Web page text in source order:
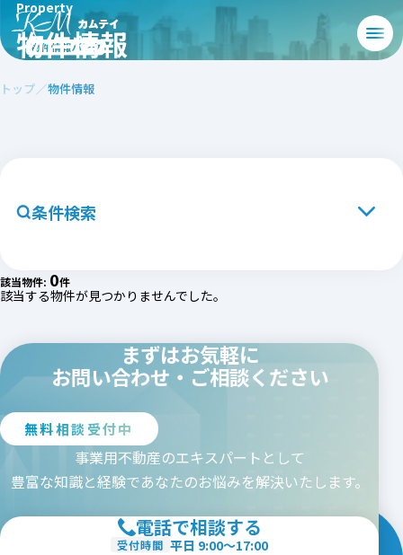
Property
物件情報
トップ 物件情報
条件検索
関東エリア
関西エリア
都道府県を選択
愛知 三重 岐阜 静岡 長野 山梨 富山 石川 福井
条件から探す
該当物件: 0件
該当する物件が見つかりませんでした。
まずはお気軽に
お問い合わせ・ご相談ください
無料相談受付中
事業用不動産のエキスパートとして
豊富な知識と経験であなたのお悩みを解決いたします。
電話で相談する
受付時間 平日 9:00〜17:00